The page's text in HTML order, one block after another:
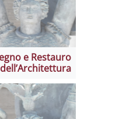
e Restauro
dell’Architettura